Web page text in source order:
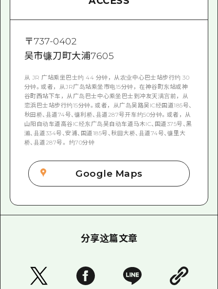
〒737-0402
吴市镰刀町大浦7605
从 JR 广站乘坐巴士约 44 分钟，从农业中心巴士站步行约 30
分钟。或者，从JR广岛站乘坐市电15分钟，在神谷町东站或神
谷町西站下车，从广岛巴士中心乘坐巴士到冲友天满宫前，从
恋浜巴士站步行约15分钟。或者，从广岛吴路吴IC经国道185号、
秋田桥、县道74号、镰利桥、县道287号开车约50分钟。或者，从
山阳自动车道高谷IC经东广岛吴自动车道马木IC、国道375号、黑
濑、县道334号、安浦、国道185号、秋田大桥、县道74号、镰里大
桥、县道287号。 约70分钟
Google Maps
分享这篇文章